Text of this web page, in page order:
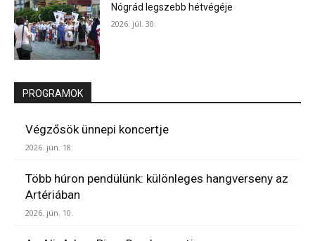
Nógrád legszebb hétvégéje
2026. júl. 30.
PROGRAMOK
Végzősök ünnepi koncertje
2026. jún. 18.
Több húron pendülünk: különleges hangverseny az
Artériában
2026. jún. 10.